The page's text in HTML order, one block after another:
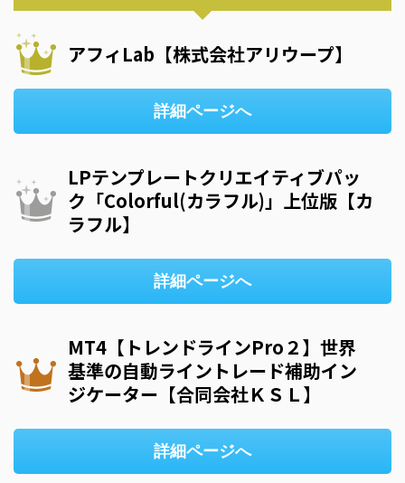
アフィLab【株式会社アリウープ】
詳細ページへ
LPテンプレートクリエイティブパッ
ク「Colorful(カラフル)」上位版【カ
ラフル】
詳細ページへ
MT4【トレンドラインPro２】世界
基準の自動ライントレード補助イン
ジケーター【合同会社ＫＳＬ】
詳細ページへ